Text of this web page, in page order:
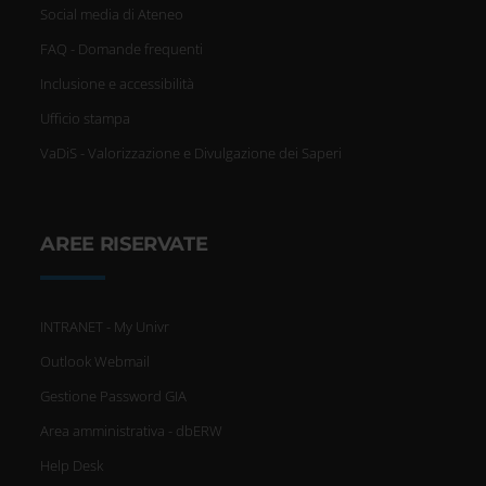
Approfondisci come vengono
elaborati i tuoi dati personali e
imposta le tue preferenze nella
sezione dettagli. Puoi modificare
qualsiasi momento dalla
Dichiarazione sui cookie.
Utilizziamo i cookie per
personalizzare contenuti ed
annunci, per fornire funzionalità
dei social media e per analizzare il
Social media di Ateneo
FAQ - Domande frequenti
Inclusione e accessibilità
Ufficio stampa
VaDiS - Valorizzazione e Divulgazione dei Saperi
AREE RISERVATE
INTRANET - My Univr
Outlook Webmail
Gestione Password GIA
Area amministrativa - dbERW
Help Desk